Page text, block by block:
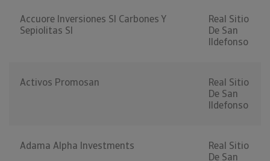
Accuore Inversiones Sl Carbones Y
Sepiolitas Sl
Real Sitio
De San
Ildefonso
Activos Promosan
Real Sitio
De San
Ildefonso
Adama Alpha Investments
Real Sitio
De San